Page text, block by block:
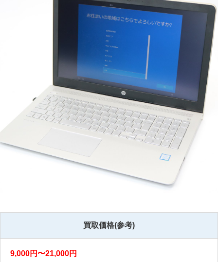
買取価格(参考)
9,000円〜21,000円